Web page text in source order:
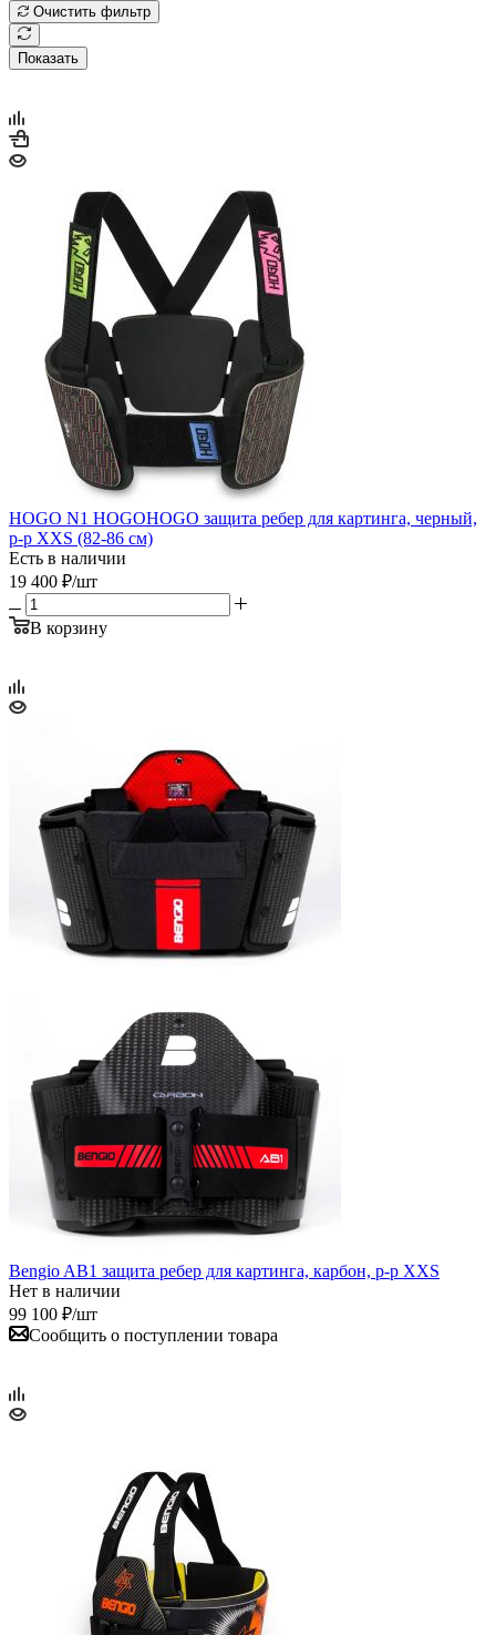
Очистить фильтр
Показать
HOGO N1 HOGOHOGO защита ребер для картинга, черный,
р-р XXS (82-86 см)
Есть в наличии
19 400 ₽/шт
В корзину
Bengio AB1 защита ребер для картинга, карбон, р-р XXS
Нет в наличии
99 100 ₽/шт
Сообщить о поступлении товара